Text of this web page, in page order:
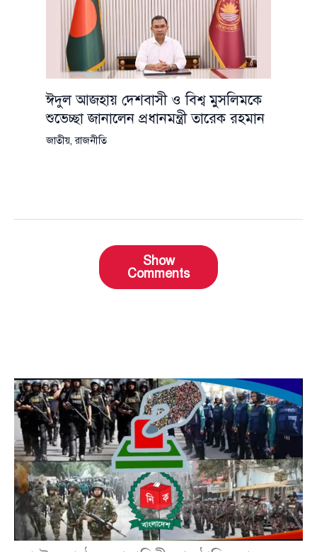
ঈদুল আজহায় দেশবাসী ও বিশ্ব মুসলিমকে
শুভেচ্ছা জানালেন প্রধানমন্ত্রী তারেক রহমান
জাতীয়,রাজনীতি
Show
Comments